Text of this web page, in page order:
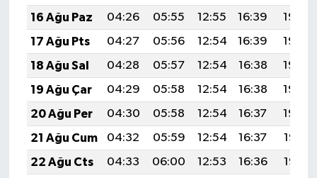
16 Ağu Paz
04:26 05:55 12:55 16:39
19:44
17 Ağu Pts
04:27 05:56 12:54 16:39
19:43
18 Ağu Sal
04:28 05:57 12:54 16:38
19:42
19 Ağu Çar
04:29 05:58 12:54 16:38
19:40
20 Ağu Per
04:30 05:58 12:54 16:37
19:39
21 Ağu Cum
04:32 05:59 12:54 16:37
19:38
22 Ağu Cts
04:33 06:00 12:53 16:36
19:36